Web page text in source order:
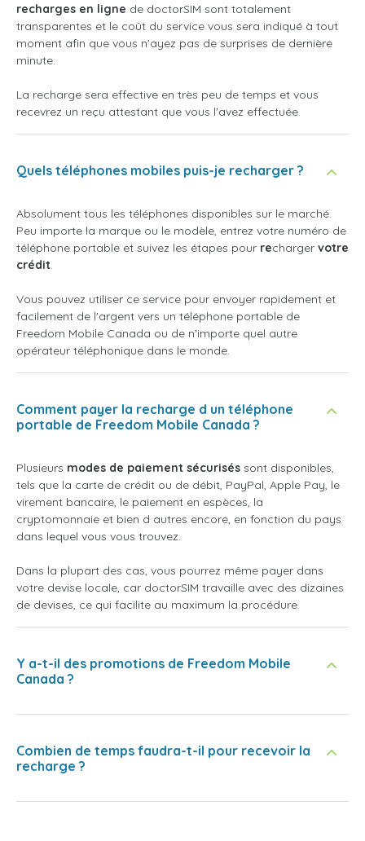
recharges en ligne de doctorSIM sont totalement
transparentes et le coût du service vous sera indiqué à tout
moment afin que vous n'ayez pas de surprises de dernière
minute.
La recharge sera effective en très peu de temps et vous
recevrez un reçu attestant que vous l'avez effectuée.
Quels téléphones mobiles puis-je recharger ?
Absolument tous les téléphones disponibles sur le marché.
Peu importe la marque ou le modèle, entrez votre numéro de
téléphone portable et suivez les étapes pour recharger votre
crédit.
Vous pouvez utiliser ce service pour envoyer rapidement et
facilement de l'argent vers un téléphone portable de
Freedom Mobile Canada ou de n'importe quel autre
opérateur téléphonique dans le monde.
Comment payer la recharge d un téléphone
portable de Freedom Mobile Canada ?
Plusieurs modes de paiement sécurisés sont disponibles,
tels que la carte de crédit ou de débit, PayPal, Apple Pay, le
virement bancaire, le paiement en espèces, la
cryptomonnaie et bien d autres encore, en fonction du pays
dans lequel vous vous trouvez.
Dans la plupart des cas, vous pourrez même payer dans
votre devise locale, car doctorSIM travaille avec des dizaines
de devises, ce qui facilite au maximum la procédure.
Y a-t-il des promotions de Freedom Mobile
Canada ?
Combien de temps faudra-t-il pour recevoir la
recharge ?